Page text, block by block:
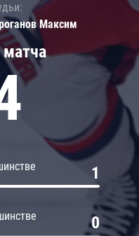
матча
1
0
Максим